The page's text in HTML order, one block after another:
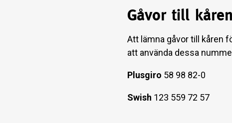
Gåvor till kåren
Att lämna gåvor till kåren
att använda dessa
Plusgiro 58 98 82-0
Swish 123 559 72 57